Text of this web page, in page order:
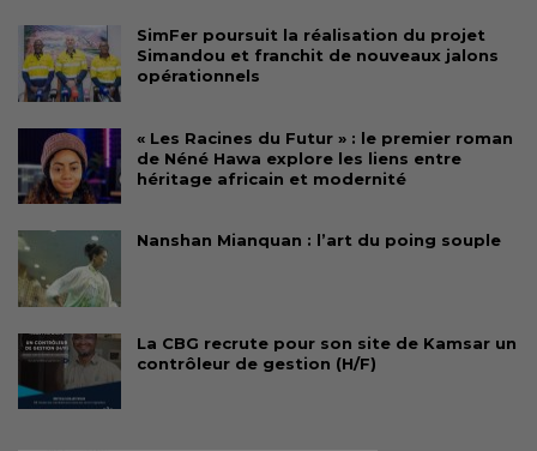
SimFer poursuit la réalisation du projet
Simandou et franchit de nouveaux jalons
opérationnels
« Les Racines du Futur » : le premier roman
de Néné Hawa explore les liens entre
héritage africain et modernité
Nanshan Mianquan : l’art du poing souple
La CBG recrute pour son site de Kamsar un
contrôleur de gestion (H/F)